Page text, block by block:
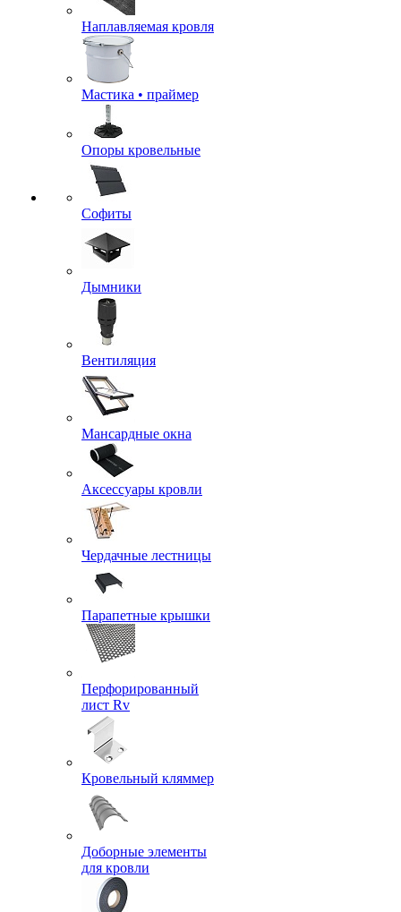
Наплавляемая кровля
Мастика • праймер
Опоры кровельные
Софиты
Дымники
Вентиляция
Мансардные окна
Аксессуары кровли
Чердачные лестницы
Парапетные крышки
Перфорированный
лист Rv
Кровельный кляммер
Доборные элементы
для кровли